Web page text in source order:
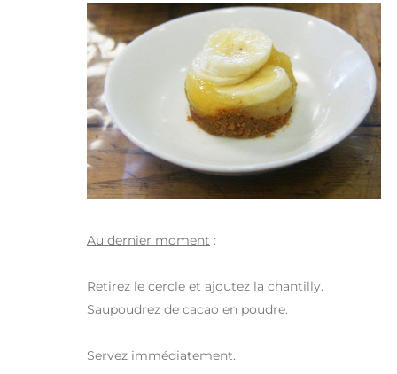
Au dernier moment :
Retirez le cercle et ajoutez la chantilly.
Saupoudrez de cacao en poudre.
Servez immédiatement.